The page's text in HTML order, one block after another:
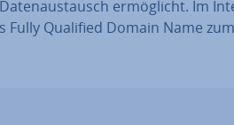
er­mög­licht. Im
Fully Qualified Domain Name zum